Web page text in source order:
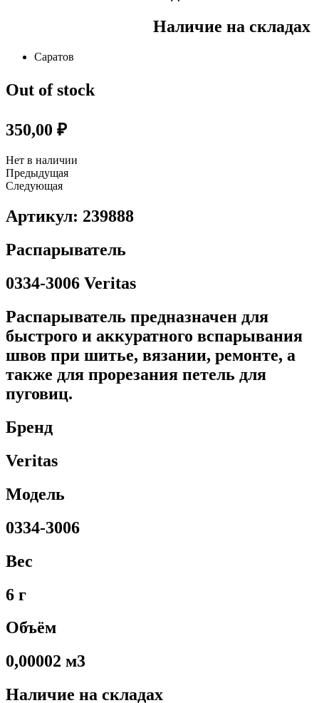
Наличие на складах
Саратов
Out of stock
350,00 ₽
Нет в наличии
Предыдущая
Следующая
Артикул: 239888
Распарыватель
0334-3006 Veritas
Распарыватель предназначен для
быстрого и аккуратного вспарывания
швов при шитье, вязании, ремонте, а
также для прорезания петель для
пуговиц.
Бренд
Veritas
Модель
0334-3006
Вес
6 г
Объём
0,00002 м3
Наличие на складах